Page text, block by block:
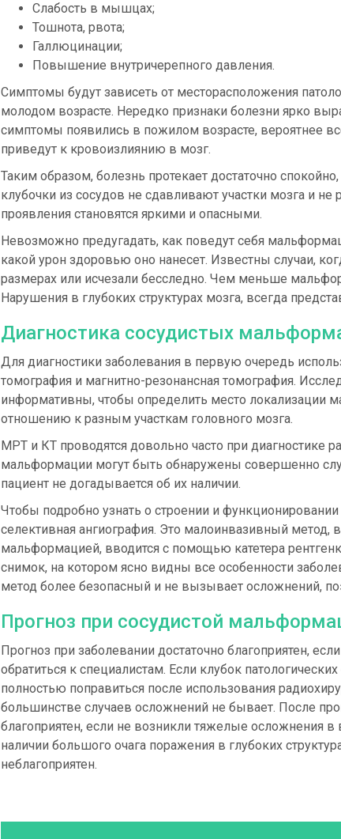
Слабость в мышцах;
Тошнота, рвота;
Галлюцинации;
Повышение внутричерепного давления.
Симптомы будут зависеть от месторасположения
молодом возрасте. Нередко признаки болезни ярко
симптомы появились в пожилом возрасте, вероятнее
приведут к кровоизлиянию в мозг.
Таким образом, болезнь протекает достаточно
клубочки из сосудов не сдавливают участки мозга и
проявления становятся яркими и опасными.
Невозможно предугадать, как поведут себя
какой урон здоровью оно нанесет. Известны случаи,
размерах или исчезали бесследно. Чем меньше
Нарушения в глубоких структурах мозга, всегда
Диагностика сосудистых
Для диагностики заболевания в первую очередь
томография и магнитно-резонансная томография.
информативны, чтобы определить место локализации
отношению к разным участкам головного мозга.
МРТ и КТ проводятся довольно часто при диагностике
мальформации могут быть обнаружены совершенно
пациент не догадывается об их наличии.
Чтобы подробно узнать о строении и
селективная ангиография. Это малоинвазивный метод,
мальформацией, вводится с помощью катетера
снимок, на котором ясно видны все особенности
метод более безопасный и не вызывает осложнений,
Прогноз при сосудистой
Прогноз при заболевании достаточно благоприятен,
обратиться к специалистам. Если клубок
полностью поправиться после использования
большинстве случаев осложнений не бывает. После
благоприятен, если не возникли тяжелые осложнения
наличии большого очага поражения в глубоких
неблагоприятен.